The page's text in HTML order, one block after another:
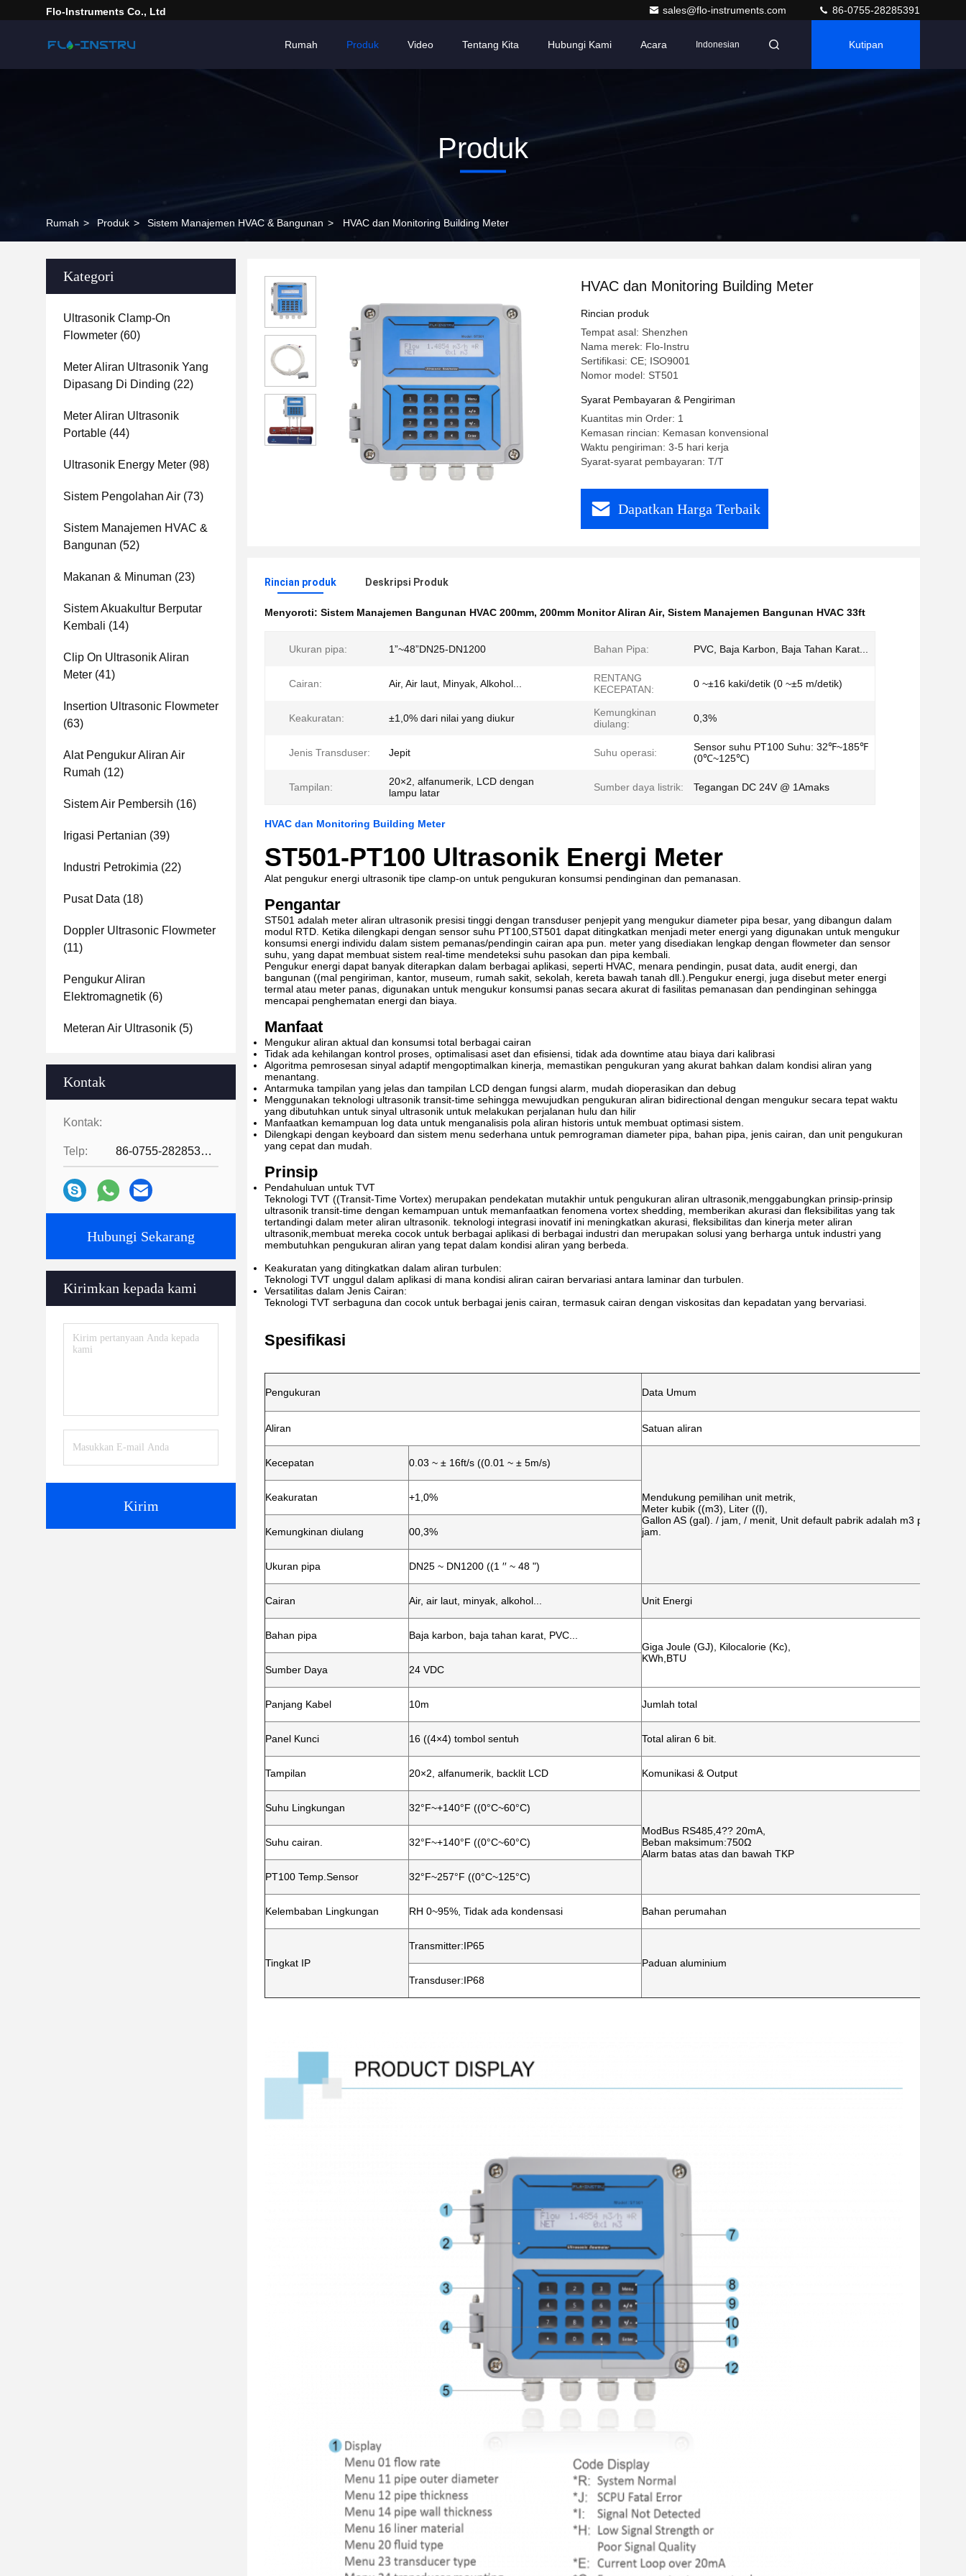
Flo-Instruments Co., Ltd sales@flo-instruments.com 86-0755-28285391
Rumah Produk Video Tentang Kita Hubungi Kami Acara Indonesian Kutipan
Produk
Rumah > Produk > Sistem Manajemen HVAC & Bangunan > HVAC dan Monitoring Building Meter
Kategori
Ultrasonik Clamp-On
Flowmeter (60)
Meter Aliran Ultrasonik Yang
Dipasang Di Dinding (22)
Meter Aliran Ultrasonik
Portable (44)
Ultrasonik Energy Meter (98)
Sistem Pengolahan Air (73)
Sistem Manajemen HVAC &
Bangunan (52)
Makanan & Minuman (23)
Sistem Akuakultur Berputar
Kembali (14)
Clip On Ultrasonik Aliran
Meter (41)
Insertion Ultrasonic Flowmeter
(63)
Alat Pengukur Aliran Air
Rumah (12)
Sistem Air Pembersih (16)
Irigasi Pertanian (39)
Industri Petrokimia (22)
Pusat Data (18)
Doppler Ultrasonic Flowmeter
(11)
Pengukur Aliran
Elektromagnetik (6)
Meteran Air Ultrasonik (5)
Kontak
Kontak:
Telp: 86-0755-28285391
Hubungi Sekarang
Kirimkan kepada kami
Kirim
HVAC dan Monitoring Building Meter
Rincian produk
Tempat asal: Shenzhen
Nama merek: Flo-Instru
Sertifikasi: CE; ISO9001
Nomor model: ST501
Syarat Pembayaran & Pengiriman
Kuantitas min Order: 1
Kemasan rincian: Kemasan konvensional
Waktu pengiriman: 3-5 hari kerja
Syarat-syarat pembayaran: T/T
Dapatkan Harga Terbaik
Rincian produk Deskripsi Produk
Menyoroti: Sistem Manajemen Bangunan HVAC 200mm, 200mm Monitor Aliran Air, Sistem Manajemen Bangunan HVAC 33ft
Ukuran pipa: 1”~48”DN25-DN1200 Bahan Pipa: PVC, Baja Karbon, Baja Tahan Karat...
Cairan: Air, Air laut, Minyak, Alkohol...
RENTANG
KECEPATAN:
0 ~±16 kaki/detik (0 ~±5 m/detik)
Keakuratan: ±1,0% dari nilai yang diukur
Kemungkinan
diulang:
0,3%
Jenis Transduser: Jepit Suhu operasi:
Sensor suhu PT100 Suhu: 32℉~185℉
(0℃~125℃)
Tampilan:
20×2, alfanumerik, LCD dengan
lampu latar
Sumber daya listrik: Tegangan DC 24V @ 1Amaks
HVAC dan Monitoring Building Meter
ST501-PT100 Ultrasonik Energi Meter
Alat pengukur energi ultrasonik tipe clamp-on untuk pengukuran konsumsi pendinginan dan pemanasan.
Pengantar
ST501 adalah meter aliran ultrasonik presisi tinggi dengan transduser penjepit yang mengukur diameter pipa besar, yang dibangun dalam
modul RTD. Ketika dilengkapi dengan sensor suhu PT100,ST501 dapat ditingkatkan menjadi meter energi yang digunakan untuk mengukur
konsumsi energi individu dalam sistem pemanas/pendingin cairan apa pun. meter yang disediakan lengkap dengan flowmeter dan sensor
suhu, yang dapat membuat sistem real-time mendeteksi suhu pasokan dan pipa kembali.
Pengukur energi dapat banyak diterapkan dalam berbagai aplikasi, seperti HVAC, menara pendingin, pusat data, audit energi, dan
bangunan ((mal pengiriman, kantor, museum, rumah sakit, sekolah, kereta bawah tanah dll.).Pengukur energi, juga disebut meter energi
termal atau meter panas, digunakan untuk mengukur konsumsi panas secara akurat di fasilitas pemanasan dan pendinginan sehingga
mencapai penghematan energi dan biaya.
Manfaat
Mengukur aliran aktual dan konsumsi total berbagai cairan
Tidak ada kehilangan kontrol proses, optimalisasi aset dan efisiensi, tidak ada downtime atau biaya dari kalibrasi
Algoritma pemrosesan sinyal adaptif mengoptimalkan kinerja, memastikan pengukuran yang akurat bahkan dalam kondisi aliran yang
menantang.
Antarmuka tampilan yang jelas dan tampilan LCD dengan fungsi alarm, mudah dioperasikan dan debug
Menggunakan teknologi ultrasonik transit-time sehingga mewujudkan pengukuran aliran bidirectional dengan mengukur secara tepat waktu
yang dibutuhkan untuk sinyal ultrasonik untuk melakukan perjalanan hulu dan hilir
Manfaatkan kemampuan log data untuk menganalisis pola aliran historis untuk membuat optimasi sistem.
Dilengkapi dengan keyboard dan sistem menu sederhana untuk pemrograman diameter pipa, bahan pipa, jenis cairan, dan unit pengukuran
yang cepat dan mudah.
Prinsip
Pendahuluan untuk TVT
Teknologi TVT ((Transit-Time Vortex) merupakan pendekatan mutakhir untuk pengukuran aliran ultrasonik,menggabungkan prinsip-prinsip
ultrasonik transit-time dengan kemampuan untuk memanfaatkan fenomena vortex shedding, memberikan akurasi dan fleksibilitas yang tak
tertandingi dalam meter aliran ultrasonik. teknologi integrasi inovatif ini meningkatkan akurasi, fleksibilitas dan kinerja meter aliran
ultrasonik,membuat mereka cocok untuk berbagai aplikasi di berbagai industri dan merupakan solusi yang berharga untuk industri yang
membutuhkan pengukuran aliran yang tepat dalam kondisi aliran yang berbeda.
Keakuratan yang ditingkatkan dalam aliran turbulen:
Teknologi TVT unggul dalam aplikasi di mana kondisi aliran cairan bervariasi antara laminar dan turbulen.
Versatilitas dalam Jenis Cairan:
Teknologi TVT serbaguna dan cocok untuk berbagai jenis cairan, termasuk cairan dengan viskositas dan kepadatan yang bervariasi.
Spesifikasi
Pengukuran Data Umum
Aliran Satuan aliran
Kecepatan 0.03 ~ ± 16ft/s ((0.01 ~ ± 5m/s)
Mendukung pemilihan unit metrik,
Meter kubik ((m3), Liter ((l),
Gallon AS (gal). / jam, / menit, Unit default pabrik adalah m3 per
jam.
Keakuratan +1,0%
Kemungkinan diulang 00,3%
Ukuran pipa DN25 ~ DN1200 ((1 ′′ ~ 48 ")
Cairan Air, air laut, minyak, alkohol... Unit Energi
Bahan pipa
Baja karbon, baja tahan karat, PVC...
Giga Joule (GJ), Kilocalorie (Kc),
KWh,BTU
Sumber Daya
24 VDC
Panjang Kabel 10m Jumlah total
Panel Kunci 16 ((4×4) tombol sentuh Total aliran 6 bit.
Tampilan 20×2, alfanumerik, backlit LCD Komunikasi & Output
Suhu Lingkungan
32°F~+140°F ((0°C~60°C)
ModBus RS485,4?? 20mA,
Beban maksimum:750Ω
Alarm batas atas dan bawah TKP
Suhu cairan. 32°F~+140°F ((0°C~60°C)
PT100 Temp.Sensor 32°F~257°F ((0°C~125°C)
Kelembaban Lingkungan RH 0~95%, Tidak ada kondensasi Bahan perumahan
Tingkat IP
Transmitter:IP65
Paduan aluminium
Transduser:IP68